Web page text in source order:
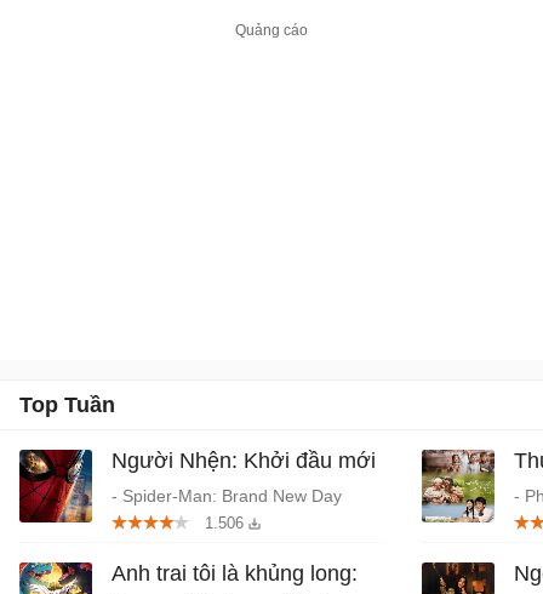
Top Tuần
Người Nhện: Khởi đầu mới
- Spider-Man: Brand New Day
(2026) chiếu rạp
1.506
Anh trai tôi là khủng long:
-